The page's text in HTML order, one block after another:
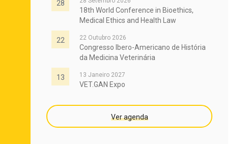
28
18th World Conference in Bioethics,
Medical Ethics and Health Law
22 22 Outubro 2026
Congresso Ibero-Americano de História
da Medicina Veterinária
13 13 Janeiro 2027
VET.GAN Expo
Ver agenda